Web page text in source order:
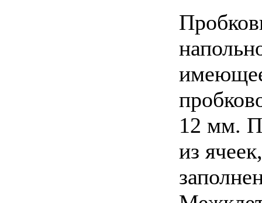
12 мм.
из